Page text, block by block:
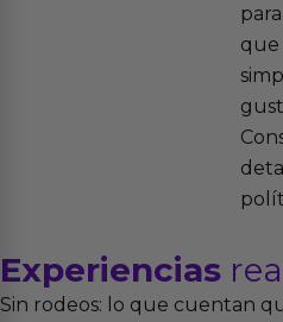
que
Experiencias
Sin rodeos: lo que cuentan